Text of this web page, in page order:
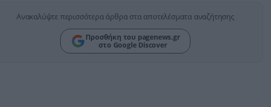
Ανακαλύψτε περισσότερα άρθρα στα αποτελέσματα αναζήτησης
Προσθήκη του pagenews.gr
στο Google Discover